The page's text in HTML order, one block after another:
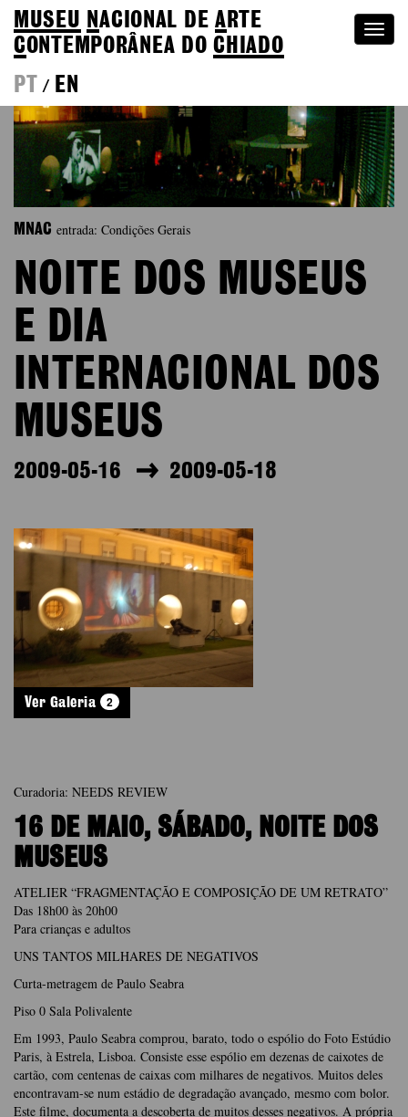
MUSEU NACIONAL DEA RTE
CONTEMPORÂNEA DOCHIADO
PT
/ EN
MNAC entrada: Condições Gerais
NOITE DOS MUSEUS
E DIA
INTERNACIONAL DOS
MUSEUS
2009-05-16 2009-05-18
Ver Galeria 2
Curadoria: NEEDS REVIEW
16 DE MAIO, SÁBADO, NOITE DOS
MUSEUS
ATELIER “FRAGMENTAÇÃO E COMPOSIÇÃO DE UM RETRATO”
Das 18h00 às 20h00
Para crianças e adultos
UNS TANTOS MILHARES DE NEGATIVOS
Curta-metragem de Paulo Seabra
Piso 0 Sala Polivalente
Em 1993, Paulo Seabra comprou, barato, todo o espólio do Foto Estúdio
Paris, à Estrela, Lisboa. Consiste esse espólio em dezenas de caixotes de
cartão, com centenas de caixas com milhares de negativos. Muitos deles
encontravam-se num estádio de degradação avançado, mesmo com bolor.
Este filme, documenta a descoberta de muitos desses negativos. A própria